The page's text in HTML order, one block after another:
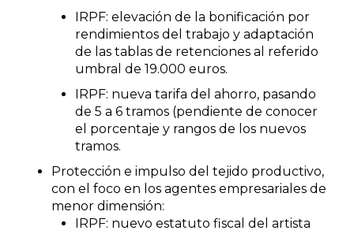
IRPF: elevación de la bonificación por
rendimientos del trabajo y adaptación
de las tablas de retenciones al referido
umbral de 19.000 euros.
IRPF: nueva tarifa del ahorro, pasando
de 5 a 6 tramos (pendiente de conocer
el porcentaje y rangos de los nuevos
tramos.
Protección e impulso del tejido productivo,
con el foco en los agentes empresariales de
menor dimensión:
IRPF: nuevo estatuto fiscal del artista